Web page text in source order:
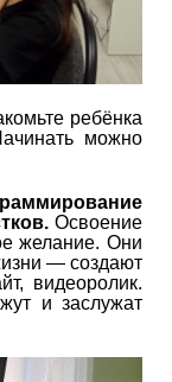
ребёнка
можно
Освоение
желание. Они
— создают
видеоролик.
и заслужат